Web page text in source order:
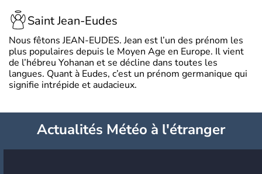
Saint Jean-Eudes
Nous fêtons JEAN-EUDES. Jean est l’un des prénom les
plus populaires depuis le Moyen Age en Europe. Il vient
de l’hébreu Yohanan et se décline dans toutes les
langues. Quant à Eudes, c’est un prénom germanique qui
signifie intrépide et audacieux.
Actualités Météo à l'étranger